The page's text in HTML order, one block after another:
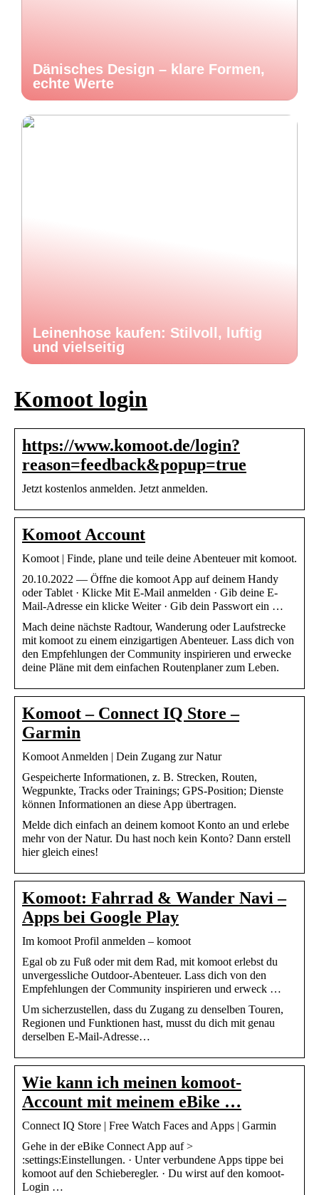
Dänisches Design – klare Formen,
echte Werte
Leinenhose kaufen: Stilvoll, luftig
und vielseitig
Komoot login
https://www.komoot.de/login?
reason=feedback&popup=true
Jetzt kostenlos anmelden. Jetzt anmelden.
Komoot Account
Komoot | Finde, plane und teile deine Abenteuer mit komoot.
20.10.2022 — Öffne die komoot App auf deinem Handy
oder Tablet · Klicke Mit E-Mail anmelden · Gib deine E-
Mail-Adresse ein klicke Weiter · Gib dein Passwort ein …
Mach deine nächste Radtour, Wanderung oder Laufstrecke
mit komoot zu einem einzigartigen Abenteuer. Lass dich von
den Empfehlungen der Community inspirieren und erwecke
deine Pläne mit dem einfachen Routenplaner zum Leben.
Komoot – Connect IQ Store –
Garmin
Komoot Anmelden | Dein Zugang zur Natur
Gespeicherte Informationen, z. B. Strecken, Routen,
Wegpunkte, Tracks oder Trainings; GPS-Position; Dienste
können Informationen an diese App übertragen.
Melde dich einfach an deinem komoot Konto an und erlebe
mehr von der Natur. Du hast noch kein Konto? Dann erstell
hier gleich eines!
Komoot: Fahrrad & Wander Navi –
Apps bei Google Play
Im komoot Profil anmelden – komoot
Egal ob zu Fuß oder mit dem Rad, mit komoot erlebst du
unvergessliche Outdoor-Abenteuer. Lass dich von den
Empfehlungen der Community inspirieren und erweck …
Um sicherzustellen, dass du Zugang zu denselben Touren,
Regionen und Funktionen hast, musst du dich mit genau
derselben E-Mail-Adresse…
Wie kann ich meinen komoot-
Account mit meinem eBike …
Connect IQ Store | Free Watch Faces and Apps | Garmin
Gehe in der eBike Connect App auf >
:settings:Einstellungen. · Unter verbundene Apps tippe bei
komoot auf den Schieberegler. · Du wirst auf den komoot-
Login …